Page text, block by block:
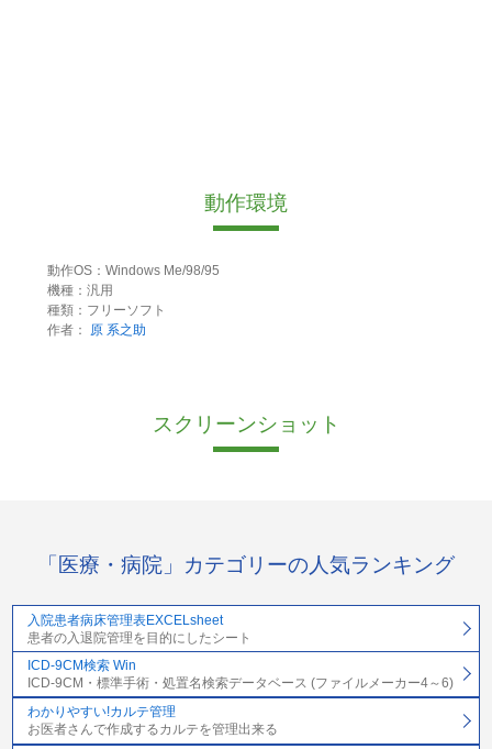
動作環境
動作OS：Windows Me/98/95
機種：汎用
種類：フリーソフト
作者：
原 系之助
スクリーンショット
「医療・病院」カテゴリーの人気ランキング
入院患者病床管理表EXCELsheet
患者の入退院管理を目的にしたシート
ICD-9CM検索 Win
ICD-9CM・標準手術・処置名検索データベース (ファイルメーカー4～6)
わかりやすい!カルテ管理
お医者さんで作成するカルテを管理出来る